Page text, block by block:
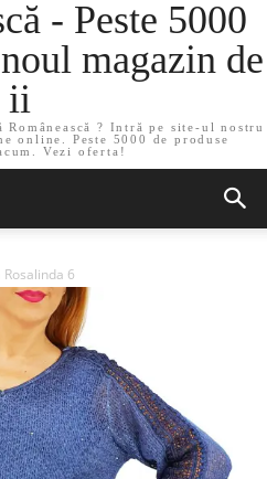
- Peste 5000
magazin de
ii
? Intră pe site-ul nostru
online. Peste 5000 de produse
Vezi oferta!
Rosalinda 6